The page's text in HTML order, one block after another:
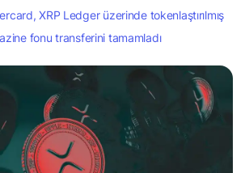
XRP Ledger üzerinde tokenlaştırılmış
fonu transferini tamamladı